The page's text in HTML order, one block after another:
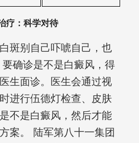
疗：科学对待
斑别自己吓唬自己，也
确诊是不是白癜风，得
生面诊。医生会通过视
进行伍德灯检查、皮肤
不是白癜风，然后才能
案。 陆军第八十一集团